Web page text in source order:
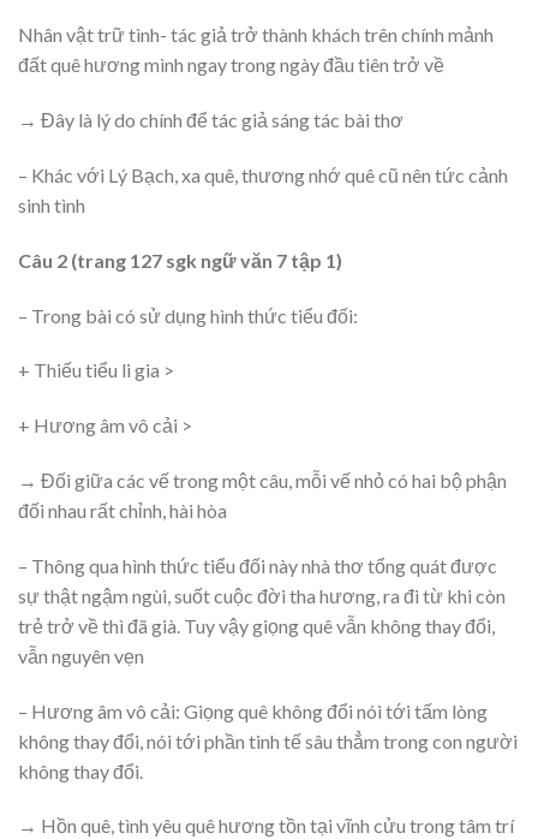
Nhân vật trữ tình- tác giả trở thành khách trên chính mảnh
đất quê hương mình ngay trong ngày đầu tiên trở về
→ Đây là lý do chính để tác giả sáng tác bài thơ
– Khác với Lý Bạch, xa quê, thương nhớ quê cũ nên tức cảnh
sinh tình
Câu 2 (trang 127 sgk ngữ văn 7 tập 1)
– Trong bài có sử dụng hình thức tiểu đối:
+ Thiếu tiểu li gia >
+ Hương âm vô cải >
→ Đối giữa các vế trong một câu, mỗi vế nhỏ có hai bộ phận
đối nhau rất chỉnh, hài hòa
– Thông qua hình thức tiểu đối này nhà thơ tổng quát được
sự thật ngậm ngùi, suốt cuộc đời tha hương, ra đi từ khi còn
trẻ trở về thì đã già. Tuy vậy giọng quê vẫn không thay đổi,
vẫn nguyên vẹn
– Hương âm vô cải: Giọng quê không đổi nói tới tấm lòng
không thay đổi, nói tới phần tinh tế sâu thẳm trong con người
không thay đổi.
→ Hồn quê, tình yêu quê hương tồn tại vĩnh cửu trong tâm trí